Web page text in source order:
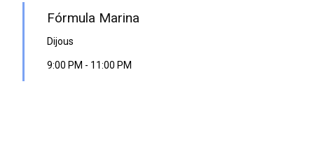
Fórmula Marina
Dijous
9:00 PM - 11:00 PM